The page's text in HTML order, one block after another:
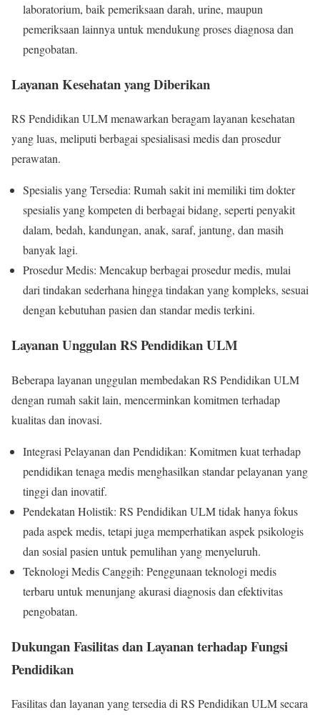
laboratorium, baik pemeriksaan darah, urine, maupun
pemeriksaan lainnya untuk mendukung proses diagnosa dan
pengobatan.
Layanan Kesehatan yang Diberikan
RS Pendidikan ULM menawarkan beragam layanan kesehatan
yang luas, meliputi berbagai spesialisasi medis dan prosedur
perawatan.
Spesialis yang Tersedia: Rumah sakit ini memiliki tim dokter
spesialis yang kompeten di berbagai bidang, seperti penyakit
dalam, bedah, kandungan, anak, saraf, jantung, dan masih
banyak lagi.
Prosedur Medis: Mencakup berbagai prosedur medis, mulai
dari tindakan sederhana hingga tindakan yang kompleks, sesuai
dengan kebutuhan pasien dan standar medis terkini.
Layanan Unggulan RS Pendidikan ULM
Beberapa layanan unggulan membedakan RS Pendidikan ULM
dengan rumah sakit lain, mencerminkan komitmen terhadap
kualitas dan inovasi.
Integrasi Pelayanan dan Pendidikan: Komitmen kuat terhadap
pendidikan tenaga medis menghasilkan standar pelayanan yang
tinggi dan inovatif.
Pendekatan Holistik: RS Pendidikan ULM tidak hanya fokus
pada aspek medis, tetapi juga memperhatikan aspek psikologis
dan sosial pasien untuk pemulihan yang menyeluruh.
Teknologi Medis Canggih: Penggunaan teknologi medis
terbaru untuk menunjang akurasi diagnosis dan efektivitas
pengobatan.
Dukungan Fasilitas dan Layanan terhadap Fungsi
Pendidikan
Fasilitas dan layanan yang tersedia di RS Pendidikan ULM secara